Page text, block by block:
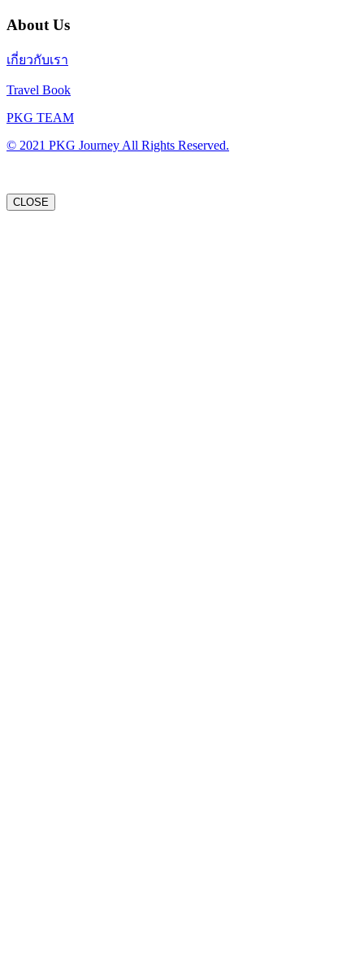
About Us
เกี่ยวกับเรา
Travel Book
PKG TEAM
© 2021 PKG Journey All Rights Reserved.
CLOSE